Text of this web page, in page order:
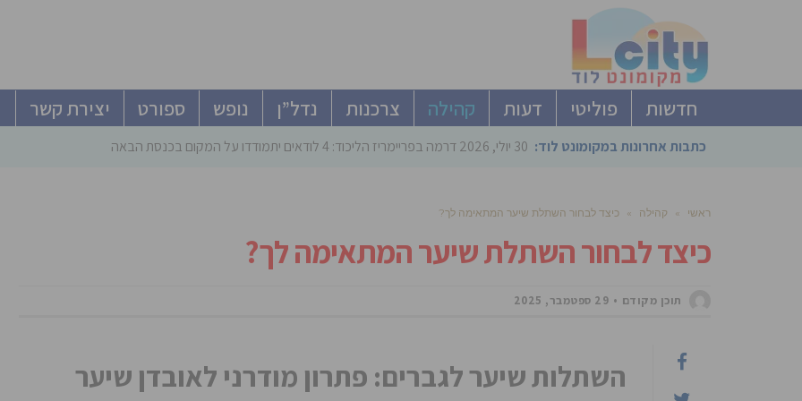
חדשות פוליטי דעות קהילה צרכנות נדל”ן נופש ספורט יצירת קשר
כתבות אחרונות במקומונט לוד: 30 יולי, 2026 דרמה בפריימריז הליכוד: 4 לודאים יתמודדו על המקום בכנסת הבאה
ראשי » קהילה » כיצד לבחור השתלת שיער המתאימה לך?
כיצד לבחור השתלת שיער המתאימה לך?
תוכן מקודם 29 ספטמבר, 2025
השתלות שיער לגברים: פתרון מודרני לאובדן שיער